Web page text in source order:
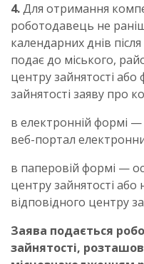
4.Для отримання
роботодавець не
календарних днів
подає до міського,
центру зайнятості або
зайнятості заяву про
в електронній формі
веб-портал
в паперовій формі —
центру зайнятості
відповідного центру
Заява подається
зайнятості,